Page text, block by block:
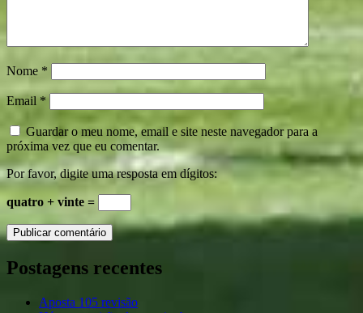
Nome *
Email*
Guardar o meu nome, email e site neste navegador para a
próxima vez que eu comentar.
Por favor, digite uma resposta em dígitos:
quatro + vinte =
Postagens recentes
Aposta 105 revisão